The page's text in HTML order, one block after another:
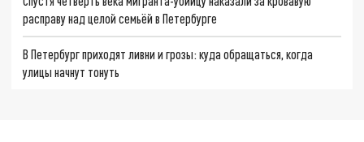
расправу над целой семьёй в Петербурге
В Петербург приходят ливни и грозы: куда обращаться, когда
улицы начнут тонуть